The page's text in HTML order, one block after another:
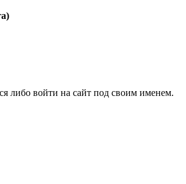
либо войти на сайт под своим именем.